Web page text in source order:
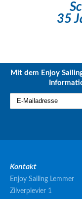
35
Mit dem Enjoy
Kontakt
Enjoy Sailing Lemmer
Zilverplevier 1